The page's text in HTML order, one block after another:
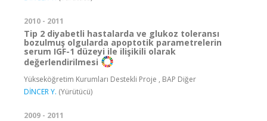
2010 - 2011
Tip 2 diyabetli hastalarda ve glukoz toleransı
bozulmuş olgularda apoptotik parametrelerin
serum IGF-1 düzeyi ile ilişikili olarak
değerlendirilmesi
Yükseköğretim Kurumları Destekli Proje , BAP Diğer
DİNCER Y. (Yürütücü)
2009 - 2011